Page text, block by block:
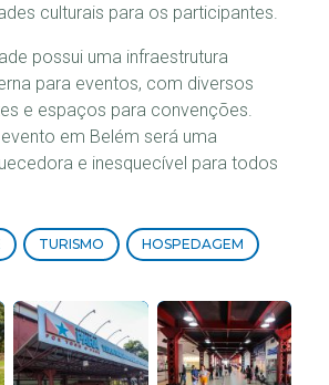
culturais para os participantes.
possui uma infraestrutura
para eventos, com diversos
e espaços para convenções.
em Belém será uma
e inesquecível para todos
TURISMO HOSPEDAGEM